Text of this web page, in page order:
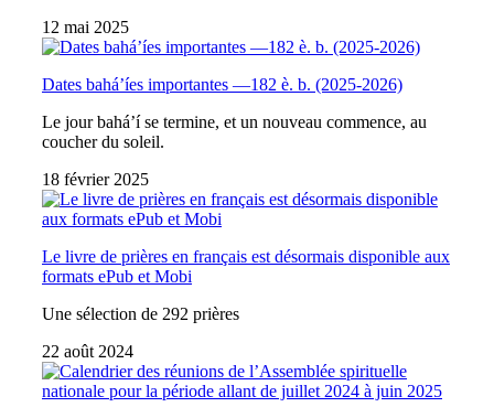
12 mai 2025
Dates bahá’íes importantes —182 è. b. (2025-2026)
Le jour bahá’í se termine, et un nouveau commence, au
coucher du soleil.
18 février 2025
Le livre de prières en français est désormais disponible aux
formats ePub et Mobi
Une sélection de 292 prières
22 août 2024